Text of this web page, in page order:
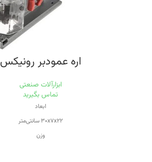
اره عمودبر رونیکس
ابزارآلات صنعتی
تماس بگیرید
ابعاد
۳۰x۷x۲۲ سانتی‌متر
وزن